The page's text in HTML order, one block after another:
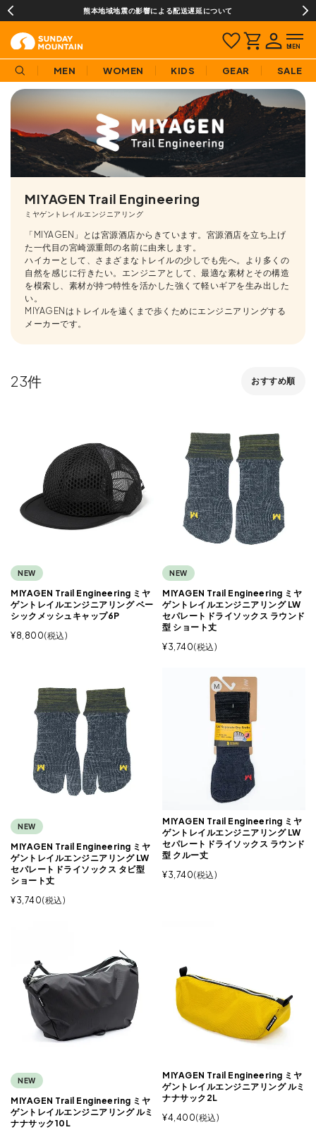
¥3,980(税込)以上のご購入で送料無料!
MEN WOMEN KIDS GEAR SALE
MIYAGEN Trail Engineering
ミヤゲントレイルエンジニアリング
「MIYAGEN」とは宮源酒店からきています。宮源酒店を立ち上げ
た一代目の宮崎源重郎の名前に由来します。
ハイカーとして、さまざまなトレイルの少しでも先へ。より多くの
自然を感じに行きたい。エンジニアとして、最適な素材とその構造
を模索し、素材が持つ特性を活かした強くて軽いギアを生み出した
い。
MIYAGENはトレイルを遠くまで歩くためにエンジニアリングする
メーカーです。
おすすめ順
23
NEW
MIYAGEN Trail Engineering ミヤ
ゲントレイルエンジニアリング ベー
シックメッシュキャップ6P
¥8,800 税込
NEW
MIYAGEN Trail Engineering ミヤ
ゲントレイルエンジニアリング LW
セパレートドライソックス ラウンド
型 ショート丈
¥3,740 税込
NEW
MIYAGEN Trail Engineering ミヤ
ゲントレイルエンジニアリング LW
セパレートドライソックス タビ型
ショート丈
¥3,740 税込
MIYAGEN Trail Engineering ミヤ
ゲントレイルエンジニアリング LW
セパレートドライソックス ラウンド
型 クルー丈
¥3,740 税込
NEW
MIYAGEN Trail Engineering ミヤ
ゲントレイルエンジニアリング ルミ
ナナサック10L
MIYAGEN Trail Engineering ミヤ
ゲントレイルエンジニアリング ルミ
ナナサック2L
¥4,400 税込